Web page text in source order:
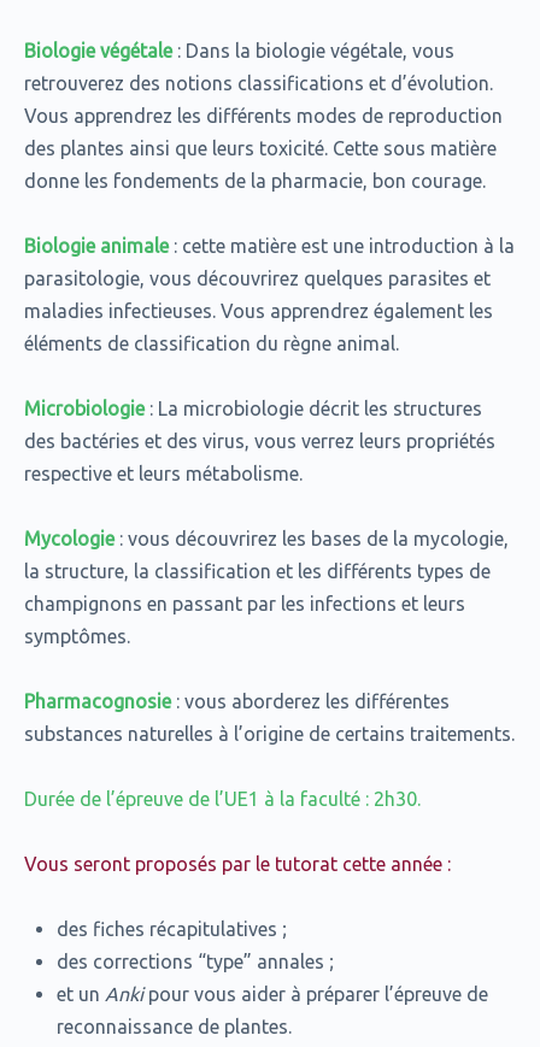
Biologie végétale: Dans la biologie végétale, vous
retrouverez des notions classifications et d’évolution.
Vous apprendrez les différents modes de reproduction
des plantes ainsi que leurs toxicité. Cette sous matière
donne les fondements de la pharmacie, bon courage.
Biologie animale: cette matière est une introduction à la
parasitologie, vous découvrirez quelques parasites et
maladies infectieuses. Vous apprendrez également les
éléments de classification du règne animal.
Microbiologie: La microbiologie décrit les structures
des bactéries et des virus, vous verrez leurs propriétés
respective et leurs métabolisme.
Mycologie: vous découvrirez les bases de la mycologie,
la structure, la classification et les différents types de
champignons en passant par les infections et leurs
symptômes.
Pharmacognosie: vous aborderez les différentes
substances naturelles à l’origine de certains traitements.
Durée de l’épreuve de l’UE1 à la faculté : 2h30.
Vous seront proposés par le tutorat cette année :
des fiches récapitulatives ;
des corrections “type” annales ;
et un Ankipour vous aider à préparer l’épreuve de
reconnaissance de plantes.